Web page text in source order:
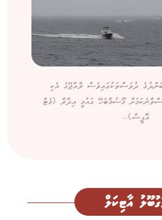
ދުވަސްތަކުގައިވެސް ރާއްޖޭގެ އެކި
މޫސުމާބެހޭ ގައުމީ އިދާރާ (މެޓް
އޮފީސް)...
އާޓިކަލް